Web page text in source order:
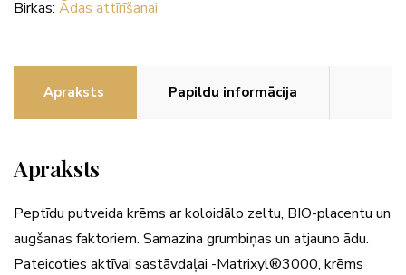
Birkas: Ādas attīrīšanai
Apraksts Papildu informācija
Apraksts
Peptīdu putveida krēms ar koloidālo zeltu, BIO-placentu un
augšanas faktoriem. Samazina grumbiņas un atjauno ādu.
Pateicoties aktīvai sastāvdaļai -Matrixyl®3000, krēms